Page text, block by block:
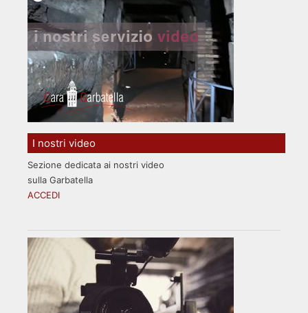
I nostri video
Sezione dedicata ai nostri video
sulla Garbatella
ACCEDI